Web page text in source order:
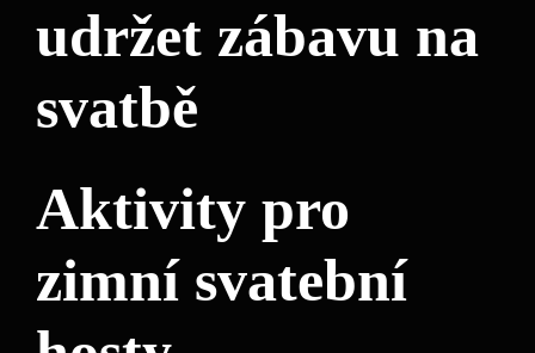
udržet zábavu na
svatbě
Aktivity pro
zimní svatební